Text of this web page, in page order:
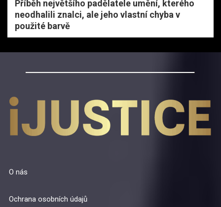
Příběh největšího padělatele umění, kterého
neodhalili znalci, ale jeho vlastní chyba v
použité barvě
O nás
Ochrana osobních údajů